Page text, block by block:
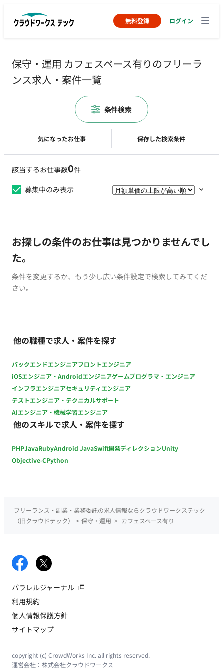
無料登録 ログイン
保守・運用 カフェスペース有りのフリーラ
ンス求人・案件一覧
該当するお仕事数0件
募集中のみ表示
お探しの条件のお仕事は見つかりませんでし
た。
条件を変更するか、もう少し広い条件設定で検索してみてくだ
さい。
他の職種で求人・案件を探す
バックエンドエンジニアフロントエンジニア
iOSエンジニア・Androidエンジニアゲームプログラマ・エンジニア
インフラエンジニアセキュリティエンジニア
テストエンジニア・テクニカルサポート
AIエンジニア・機械学習エンジニア
他のスキルで求人・案件を探す
PHPJavaRubyAndroid JavaSwift開発ディレクションUnity
Objective-CPython
気になったお仕事 保存した検索条件
条件検索
フリーランス・副業・業務委託の求人情報ならクラウドワークステック
（旧クラウドテック）
> 保守・運用 > カフェスペース有り
パラレルジャーナル
利用規約
個人情報保護方針
サイトマップ
copyright (c) CrowdWorks Inc. all rights reserved.
運営会社： 株式会社クラウドワークス